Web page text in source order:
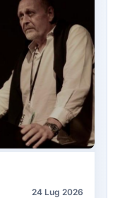
24 Lug 2026